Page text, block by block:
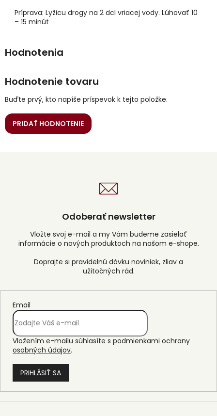
Príprava: Lyžicu drogy na 2 dcl vriacej vody. Lúhovať 10
– 15 minút
Hodnotenie tovaru
Buďte prvý, kto napíše príspevok k tejto položke.
PRIDAŤ HODNOTENIE
Odoberať newsletter
Vložte svoj e-mail a my Vám budeme zasielať
informácie o nových produktoch na našom e-shope.
Email
Vložením e-mailu súhlasíte s podmienkami ochrany
osobných údajov.
PRIHLÁSIŤ SA
Z